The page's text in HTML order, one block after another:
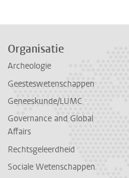
Organisatie
Archeologie
Geesteswetenschappen
Geneeskunde/LUMC
Governance and Global
Affairs
Rechtsgeleerdheid
Sociale Wetenschappen